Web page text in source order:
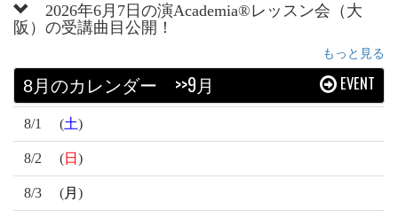
2026年6月7日の演Academia®︎レッスン会（大
阪）の受講曲目公開！
もっと見る
8月のカレンダー >>9月 EVENT
8/1 (土)
8/2 (日 )
8/3 (月 )